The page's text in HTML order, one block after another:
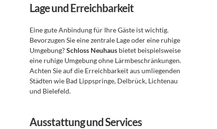
Lage und Erreichbarkeit
Eine gute Anbindung für Ihre Gäste ist wichtig.
Bevorzugen Sie eine zentrale Lage oder eine ruhige
Umgebung? Schloss Neuhaus bietet beispielsweise
eine ruhige Umgebung ohne Lärmbeschränkungen.
Achten Sie auf die Erreichbarkeit aus umliegenden
Städten wie Bad Lippspringe, Delbrück, Lichtenau
und Bielefeld.
Ausstattung und Services